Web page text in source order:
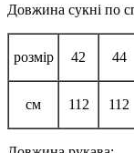
Довжина сукні по
розмір 42 44
см 112 112